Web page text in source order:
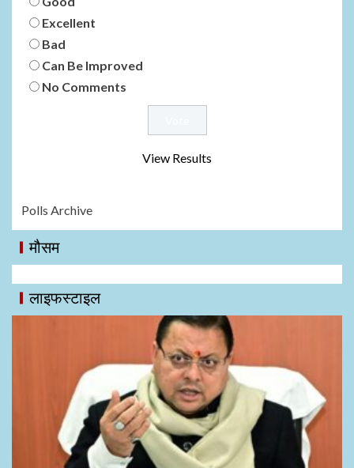
Excellent
Bad
Can Be Improved
No Comments
View Results
Polls Archive
मौसम
लाइफस्टाइल